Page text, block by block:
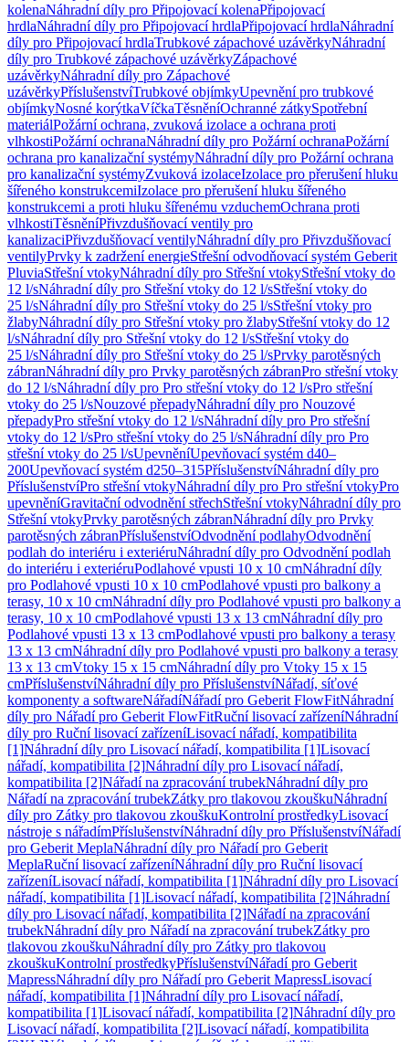
kolenaNáhradní díly pro Připojovací kolenaPřipojovací
hrdlaNáhradní díly pro Připojovací hrdlaPřipojovací hrdlaNáhradní
díly pro Připojovací hrdlaTrubkové zápachové uzávěrkyNáhradní
díly pro Trubkové zápachové uzávěrkyZápachové
uzávěrkyNáhradní díly pro Zápachové
uzávěrkyPříslušenstvíTrubkové objímkyUpevnění pro trubkové
objímkyNosné korýtkaVíčkaTěsněníOchranné zátkySpotřební
materiálPožární ochrana, zvuková izolace a ochrana proti
vlhkostiPožární ochranaNáhradní díly pro Požární ochranaPožární
ochrana pro kanalizační systémyNáhradní díly pro Požární ochrana
pro kanalizační systémyZvuková izolaceIzolace pro přerušení hluku
šířeného konstrukcemiIzolace pro přerušení hluku šířeného
konstrukcemi a proti hluku šířenému vzduchemOchrana proti
vlhkostiTěsněníPřivzdušňovací ventily pro
kanalizaciPřivzdušňovací ventilyNáhradní díly pro Přivzdušňovací
ventilyPrvky k zadržení energieStřešní odvodňovací systém Geberit
PluviaStřešní vtokyNáhradní díly pro Střešní vtokyStřešní vtoky do
12 l/sNáhradní díly pro Střešní vtoky do 12 l/sStřešní vtoky do
25 l/sNáhradní díly pro Střešní vtoky do 25 l/sStřešní vtoky pro
žlabyNáhradní díly pro Střešní vtoky pro žlabyStřešní vtoky do 12
l/sNáhradní díly pro Střešní vtoky do 12 l/sStřešní vtoky do
25 l/sNáhradní díly pro Střešní vtoky do 25 l/sPrvky parotěsných
zábranNáhradní díly pro Prvky parotěsných zábranPro střešní vtoky
do 12 l/sNáhradní díly pro Pro střešní vtoky do 12 l/sPro střešní
vtoky do 25 l/sNouzové přepadyNáhradní díly pro Nouzové
přepadyPro střešní vtoky do 12 l/sNáhradní díly pro Pro střešní
vtoky do 12 l/sPro střešní vtoky do 25 l/sNáhradní díly pro Pro
střešní vtoky do 25 l/sUpevněníUpevňovací systém d40–
200Upevňovací systém d250–315PříslušenstvíNáhradní díly pro
PříslušenstvíPro střešní vtokyNáhradní díly pro Pro střešní vtokyPro
upevněníGravitační odvodnění střechStřešní vtokyNáhradní díly pro
Střešní vtokyPrvky parotěsných zábranNáhradní díly pro Prvky
parotěsných zábranPříslušenstvíOdvodnění podlahyOdvodnění
podlah do interiéru i exteriéruNáhradní díly pro Odvodnění podlah
do interiéru i exteriéruPodlahové vpusti 10 x 10 cmNáhradní díly
pro Podlahové vpusti 10 x 10 cmPodlahové vpusti pro balkony a
terasy, 10 x 10 cmNáhradní díly pro Podlahové vpusti pro balkony a
terasy, 10 x 10 cmPodlahové vpusti 13 x 13 cmNáhradní díly pro
Podlahové vpusti 13 x 13 cmPodlahové vpusti pro balkony a terasy
13 x 13 cmNáhradní díly pro Podlahové vpusti pro balkony a terasy
13 x 13 cmVtoky 15 x 15 cmNáhradní díly pro Vtoky 15 x 15
cmPříslušenstvíNáhradní díly pro PříslušenstvíNářadí, síťové
komponenty a softwareNářadíNářadí pro Geberit FlowFitNáhradní
díly pro Nářadí pro Geberit FlowFitRuční lisovací zařízeníNáhradní
díly pro Ruční lisovací zařízeníLisovací nářadí, kompatibilita
[1]Náhradní díly pro Lisovací nářadí, kompatibilita [1]Lisovací
nářadí, kompatibilita [2]Náhradní díly pro Lisovací nářadí,
kompatibilita [2]Nářadí na zpracování trubekNáhradní díly pro
Nářadí na zpracování trubekZátky pro tlakovou zkouškuNáhradní
díly pro Zátky pro tlakovou zkouškuKontrolní prostředkyLisovací
nástroje s nářadímPříslušenstvíNáhradní díly pro PříslušenstvíNářadí
pro Geberit MeplaNáhradní díly pro Nářadí pro Geberit
MeplaRuční lisovací zařízeníNáhradní díly pro Ruční lisovací
zařízeníLisovací nářadí, kompatibilita [1]Náhradní díly pro Lisovací
nářadí, kompatibilita [1]Lisovací nářadí, kompatibilita [2]Náhradní
díly pro Lisovací nářadí, kompatibilita [2]Nářadí na zpracování
trubekNáhradní díly pro Nářadí na zpracování trubekZátky pro
tlakovou zkouškuNáhradní díly pro Zátky pro tlakovou
zkouškuKontrolní prostředkyPříslušenstvíNářadí pro Geberit
MapressNáhradní díly pro Nářadí pro Geberit MapressLisovací
nářadí, kompatibilita [1]Náhradní díly pro Lisovací nářadí,
kompatibilita [1]Lisovací nářadí, kompatibilita [2]Náhradní díly pro
Lisovací nářadí, kompatibilita [2]Lisovací nářadí, kompatibilita